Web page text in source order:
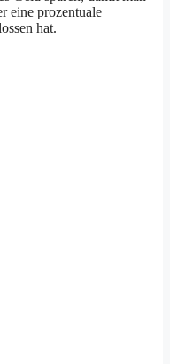
eine prozentuale
hat.